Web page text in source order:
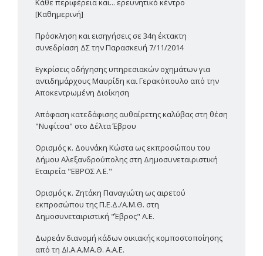
Κάθε περιφέρεια και... ερευνητικό κέντρο
[Καθημερινή]
Πρόσκληση και εισηγήσεις σε 34η έκτακτη
συνεδρίαση ΔΣ την Παρασκευή 7/11/2014
Εγκρίσεις οδήγησης υπηρεσιακών οχημάτων για
αντιδημάρχους Μαυρίδη και Γερακόπουλο από την
Αποκεντρωμένη Διοίκηση
Απόφαση κατεδάφισης αυθαίρετης καλύβας στη θέση
"Νυφίτσα" στο Δέλτα Έβρου
Ορισμός κ. Δουνάκη Κώστα ως εκπροσώπου του
Δήμου Αλεξανδρούπολης στη Δημοσυνεταιριστική
Εταιρεία "ΕΒΡΟΣ Α.Ε."
Ορισμός κ. Ζητάκη Παναγιώτη ως αιρετού
εκπροσώπου της Π.Ε.Δ./Α.Μ.Θ. στη
Δημοσυνεταιριστική "Έβρος" Α.Ε.
Δωρεάν διανομή κάδων οικιακής κομποστοποίησης
από τη ΔΙ.Α.Α.ΜΑ.Θ. Α.Α.Ε.